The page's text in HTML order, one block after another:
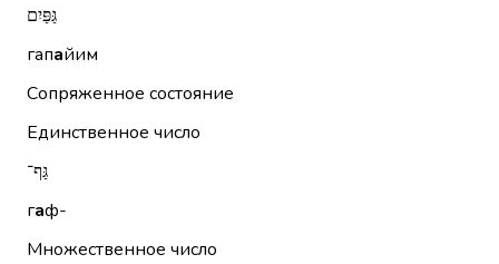
גַּפַּיִם
гапайим
Сопряженное состояние
Единственное число
גַּף־
гаф-
Множественное число